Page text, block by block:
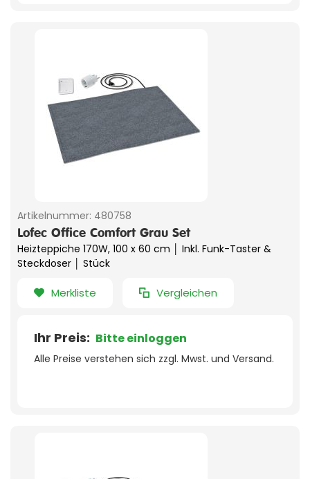
Artikelnummer: 480758
Lofec Office Comfort Grau Set
Heizteppiche 170W, 100 x 60 cm │ Inkl. Funk-Taster &
Steckdoser │ Stück
Merkliste Vergleichen
Ihr Preis: Bitte einloggen
Alle Preise verstehen sich zzgl. Mwst. und Versand.